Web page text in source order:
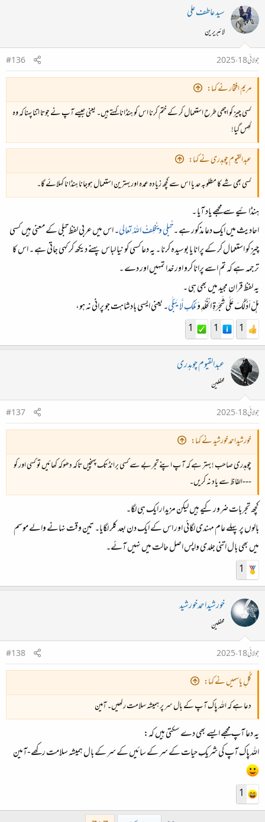
سید عاطف علی
لائبریرین
جولائی 18، 2025
#136
مریم افتخار نے کہا:
کسی چیز کو اچھی طرح استعمال کر کے ختم کرنا اس کو ہنڈانا کہتے ہیں۔ یعنی جیسے آپ نے جوتا اتنا پہنا کہ وہ
گھِس گیا!
عبدالقیوم چوہدری نے کہا:
کسی بھی شے کا مطلوبہ حد یا اس سے کچھ زیادہ عمدہ اور بہترین استعمال ہوجانا ہنڈانا کہلائے گا۔
ہنڈائیے سے مجھے یاد آیا ۔
احادیث میں ایک دعا مذکور ہے ۔تُبلی ویُخلِفُ اللہُ تعالی۔ اس میں عربی لفظ تبلی کے معنی ہیں کسی
چیز کو استعمال کر کے پرانا یا بوسیدہ کرنا ۔ یہ دعا کسی کو نیا لباس پہنے دیکھ کر کہی جاتی ہے ۔ اس کا
ترجمہ ہے کہ تم اسے پرانا کرو اور خدا تمہیں اور دے ۔
یہ لفظ قران مجید میں بھی ہی ۔
هَلْ اَدُلُّكَ عَلٰى شَجَرَةِ الْخُلْدِ وَمُلْكٍ لَّا یَبْلٰى۔ یعنی ایسی بادشاہت جو پرانی نہ ہو،
1
1
1
عبدالقیوم چوہدری
محفلین
جولائی 18، 2025
#137
خورشیداحمدخورشید نے کہا:
چوہدری صاحب ! بہتر ہے کہ آپ اپنےتجربے سے کسی برانڈ تک پہنچیں تاکہ دھوکہ کھائیں تو کسی اور کو
---الفاظ سے یاد نہ کریں۔
کچھ تجربات ضرور کیے ہیں لیکن مزیدار ایک ہی لگا۔
بالوں پر پہلے عام مہندی لگائی اور اس کے ایک دن بعد کلر لگایا۔ تین وقت نہانے والے موسم
میں بھی بال اتنی جلدی واپس اصل حالت میں نہیں آئے۔
1
خورشیداحمدخورشید
محفلین
جولائی 18، 2025
#138
گُلِ یاسمیں نے کہا:
دعا ہے کہ اللہ پاک آپ کے بال سر پر ہمیشہ سلامت رکھیں۔ آمین
یہ دعا آپ مجھے ایسے بھی دے سکتی ہیں کہ:
اللہ پاک آپ کی شریکِ حیات کے سر کے سائیں کے سر کے بال ہمیشہ سلامت رکھے-آمین
1